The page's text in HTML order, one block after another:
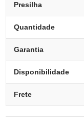
Presilha
Quantidade
Garantia
Disponibilidade
Frete